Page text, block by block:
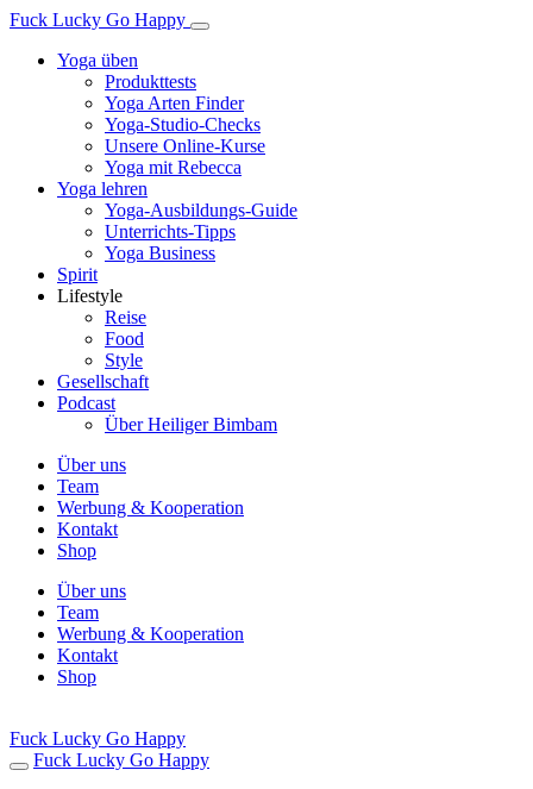
Fuck Lucky Go Happy
Yoga üben
Produkttests
Yoga Arten Finder
Yoga-Studio-Checks
Unsere Online-Kurse
Yoga mit Rebecca
Yoga lehren
Yoga-Ausbildungs-Guide
Unterrichts-Tipps
Yoga Business
Spirit
Lifestyle
Reise
Food
Style
Gesellschaft
Podcast
Über Heiliger Bimbam
Über uns
Team
Werbung & Kooperation
Kontakt
Shop
Über uns
Team
Werbung & Kooperation
Kontakt
Shop
Fuck Lucky Go Happy
Fuck Lucky Go Happy